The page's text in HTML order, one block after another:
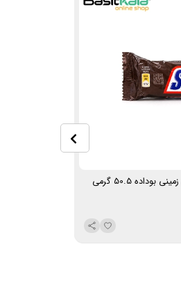
شکلات شیری با مغز کارامل، نوقا و بادام زمینی بوداده 50.5 گرمی